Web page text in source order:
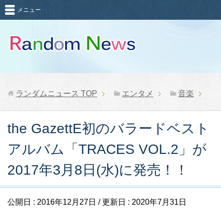
メニュー
ランダムニュース TOP エンタメ 音楽
the GazettE初のバラードベスト
アルバム「TRACES VOL.2」が
2017年3月8日(水)に発売！！
公開日 : 2016年12月27日 / 更新日 : 2020年7月31日